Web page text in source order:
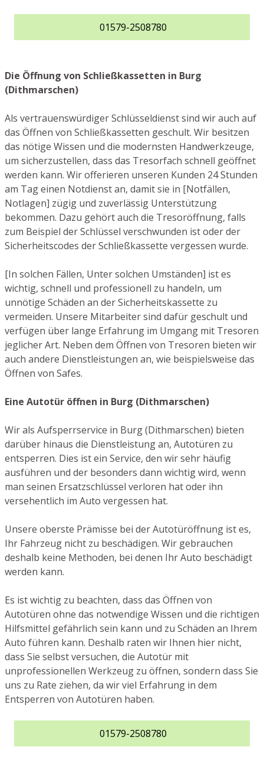
01579-2508780
Die Öffnung von Schließkassetten in Burg
(Dithmarschen)
Als vertrauenswürdiger Schlüsseldienst sind wir auch auf
das Öffnen von Schließkassetten geschult. Wir besitzen
das nötige Wissen und die modernsten Handwerkzeuge,
um sicherzustellen, dass das Tresorfach schnell geöffnet
werden kann. Wir offerieren unseren Kunden 24 Stunden
am Tag einen Notdienst an, damit sie in [Notfällen,
Notlagen] zügig und zuverlässig Unterstützung
bekommen. Dazu gehört auch die Tresoröffnung, falls
zum Beispiel der Schlüssel verschwunden ist oder der
Sicherheitscodes der Schließkassette vergessen wurde.
[In solchen Fällen, Unter solchen Umständen] ist es
wichtig, schnell und professionell zu handeln, um
unnötige Schäden an der Sicherheitskassette zu
vermeiden. Unsere Mitarbeiter sind dafür geschult und
verfügen über lange Erfahrung im Umgang mit Tresoren
jeglicher Art. Neben dem Öffnen von Tresoren bieten wir
auch andere Dienstleistungen an, wie beispielsweise das
Öffnen von Safes.
Eine Autotür öffnen in Burg (Dithmarschen)
Wir als Aufsperrservice in Burg (Dithmarschen) bieten
darüber hinaus die Dienstleistung an, Autotüren zu
entsperren. Dies ist ein Service, den wir sehr häufig
ausführen und der besonders dann wichtig wird, wenn
man seinen Ersatzschlüssel verloren hat oder ihn
versehentlich im Auto vergessen hat.
Unsere oberste Prämisse bei der Autotüröffnung ist es,
Ihr Fahrzeug nicht zu beschädigen. Wir gebrauchen
deshalb keine Methoden, bei denen Ihr Auto beschädigt
werden kann.
Es ist wichtig zu beachten, dass das Öffnen von
Autotüren ohne das notwendige Wissen und die richtigen
Hilfsmittel gefährlich sein kann und zu Schäden an Ihrem
Auto führen kann. Deshalb raten wir Ihnen hier nicht,
dass Sie selbst versuchen, die Autotür mit
unprofessionellen Werkzeug zu öffnen, sondern dass Sie
uns zu Rate ziehen, da wir viel Erfahrung in dem
Entsperren von Autotüren haben.
01579-2508780